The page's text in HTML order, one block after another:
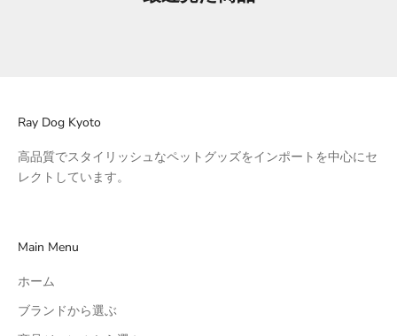
Ray Dog Kyoto
高品質でスタイリッシュなペットグッズをインポートを中心にセ
レクトしています。
Main Menu
ホーム
ブランドから選ぶ